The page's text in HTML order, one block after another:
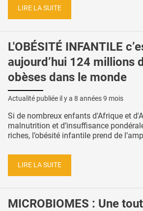
LIRE LA SUITE
L'OBÉSITÉ INFANTILE
aujourd’hui 124 millions
obèses dans le monde
Actualité publiée il y a 8 années 9 mois
Si de nombreux enfants d'Afrique et
malnutrition et d’insuffisance
riches, l’obésité infantile prend de
LIRE LA SUITE
MICROBIOMES : Une